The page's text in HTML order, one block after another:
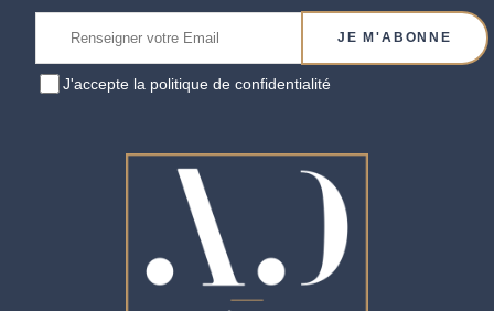
J'accepte la politique de confidentialité